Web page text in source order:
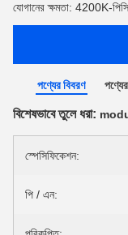
যোগানের ক্ষমতা: 4200K-
পণ্যের বিবরণ পণ্যের
বিশেষভাবে তুলে ধরা:
স্পেসিফিকেশন:
পি / এন: